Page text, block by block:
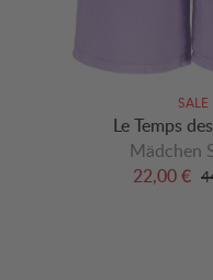
SALE
Le Temps
Mädchen
22,00 €